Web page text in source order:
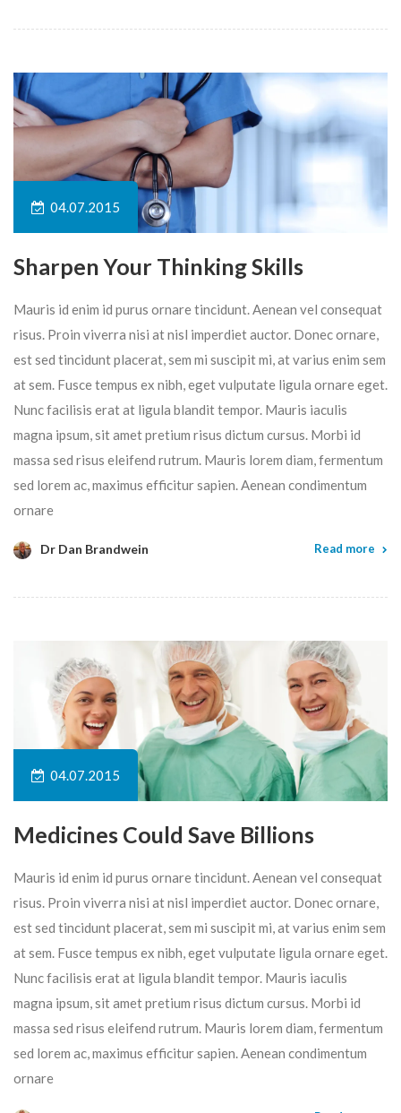
04.07.2015
Sharpen Your Thinking Skills
Mauris id enim id purus ornare tincidunt. Aenean vel consequat
risus. Proin viverra nisi at nisl imperdiet auctor. Donec ornare,
est sed tincidunt placerat, sem mi suscipit mi, at varius enim sem
at sem. Fusce tempus ex nibh, eget vulputate ligula ornare eget.
Nunc facilisis erat at ligula blandit tempor. Mauris iaculis
magna ipsum, sit amet pretium risus dictum cursus. Morbi id
massa sed risus eleifend rutrum. Mauris lorem diam, fermentum
sed lorem ac, maximus efficitur sapien. Aenean condimentum
ornare
Dr Dan Brandwein Read more
04.07.2015
Medicines Could Save Billions
Mauris id enim id purus ornare tincidunt. Aenean vel consequat
risus. Proin viverra nisi at nisl imperdiet auctor. Donec ornare,
est sed tincidunt placerat, sem mi suscipit mi, at varius enim sem
at sem. Fusce tempus ex nibh, eget vulputate ligula ornare eget.
Nunc facilisis erat at ligula blandit tempor. Mauris iaculis
magna ipsum, sit amet pretium risus dictum cursus. Morbi id
massa sed risus eleifend rutrum. Mauris lorem diam, fermentum
sed lorem ac, maximus efficitur sapien. Aenean condimentum
ornare